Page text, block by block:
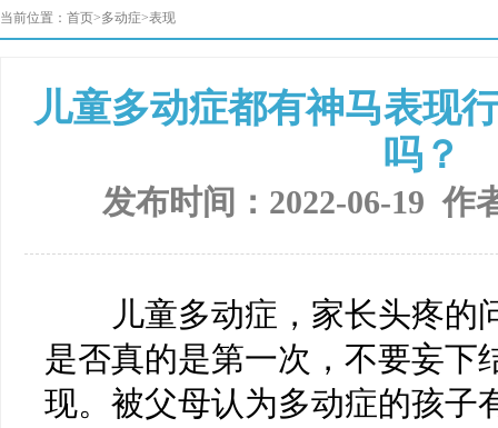
当前位置： 首页>多动症>表现
儿童多动症都有神马表现
吗？
发布时间：2022-06-19 作
儿童多动症，家长头疼的
是否真的是第一次，不要妄下
现。被父母认为多动症的孩子